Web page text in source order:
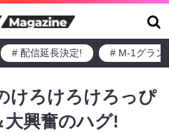
# 配信延長決定! # M-1グラン
けろけろけろっぴ
大興奮のハグ!